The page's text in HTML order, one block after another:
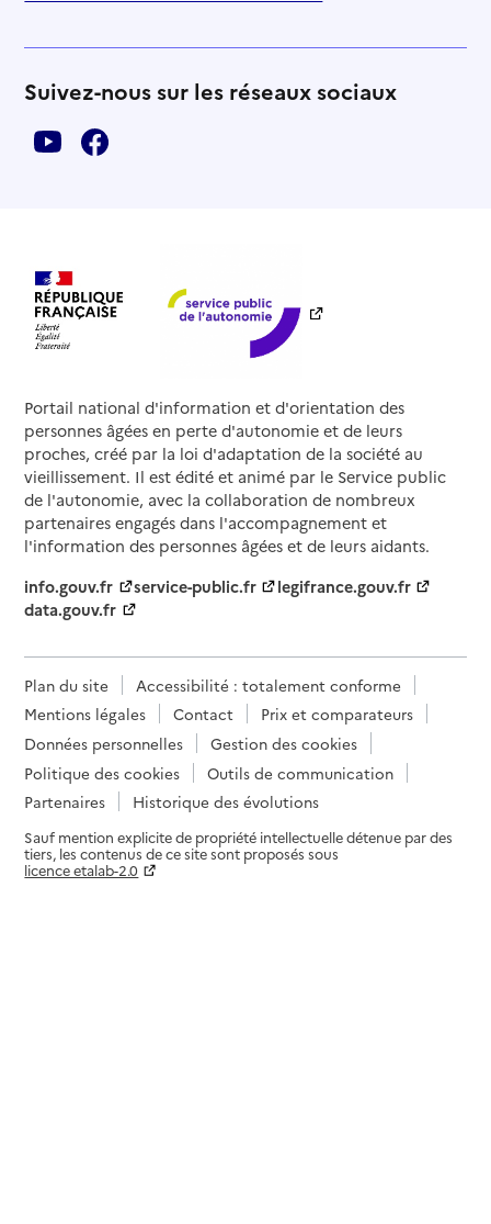
Suivez-nous sur les réseaux sociaux
Portail national d'information et d'orientation des
personnes âgées en perte d'autonomie et de leurs
proches, créé par la loi d'adaptation de la société au
vieillissement. Il est édité et animé par le Service public
de l'autonomie, avec la collaboration de nombreux
partenaires engagés dans l'accompagnement et
l'information des personnes âgées et de leurs aidants.
info.gouv.fr
service-public.fr
legifrance.gouv.fr
data.gouv.fr
Plan du site
Accessibilité : totalement conforme
Mentions légales
Contact
Prix et comparateurs
Données personnelles
Gestion des cookies
Politique des cookies
Outils de communication
Partenaires
Historique des évolutions
Sauf mention explicite de propriété intellectuelle détenue par des
tiers, les contenus de ce site sont proposés sous
licence etalab-2.0